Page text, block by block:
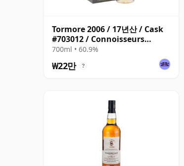
Tormore 2006 / 17년산 / Cask
#703012 / Connoisseurs
Choice
700ml • 60.9%
₩22만 ?